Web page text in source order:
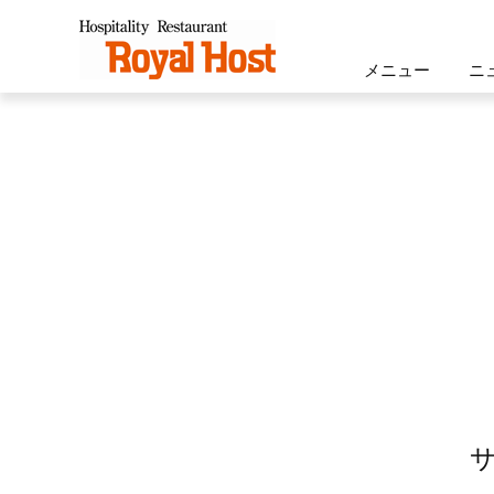
ロイヤルホスト - Royal Host -
メニュー ニ